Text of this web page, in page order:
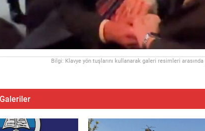
Bilgi: Klavye yön tuşlarını kullanarak galeri resimleri